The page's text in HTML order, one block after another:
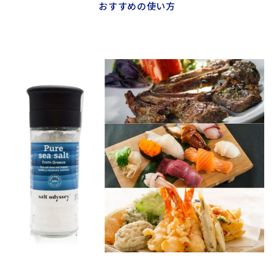
おすすめの使い方